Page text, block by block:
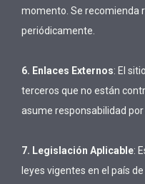
momento. Se recomienda
periódicamente.
6. Enlaces Externos: El
terceros que no están
asume responsabilidad
7. Legislación Aplicable:
leyes vigentes en el país